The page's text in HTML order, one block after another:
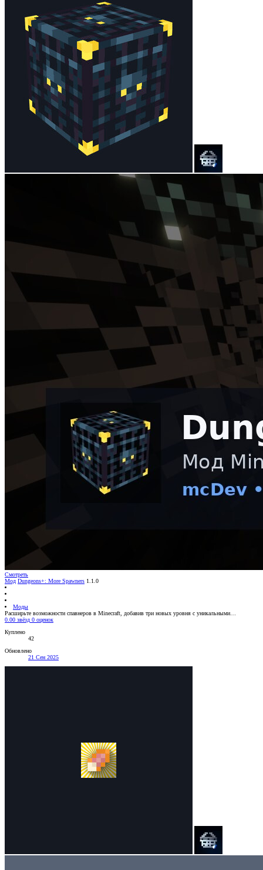
Смотреть
Мод Dungeons+: More Spawners 1.1.0
Моды
Расширьте возможности спавнеров в Minecraft, добавив три новых уровня с уникальными…
0.00 звёзд 0 оценок
Куплено
42
Обновлено
21 Сен 2025